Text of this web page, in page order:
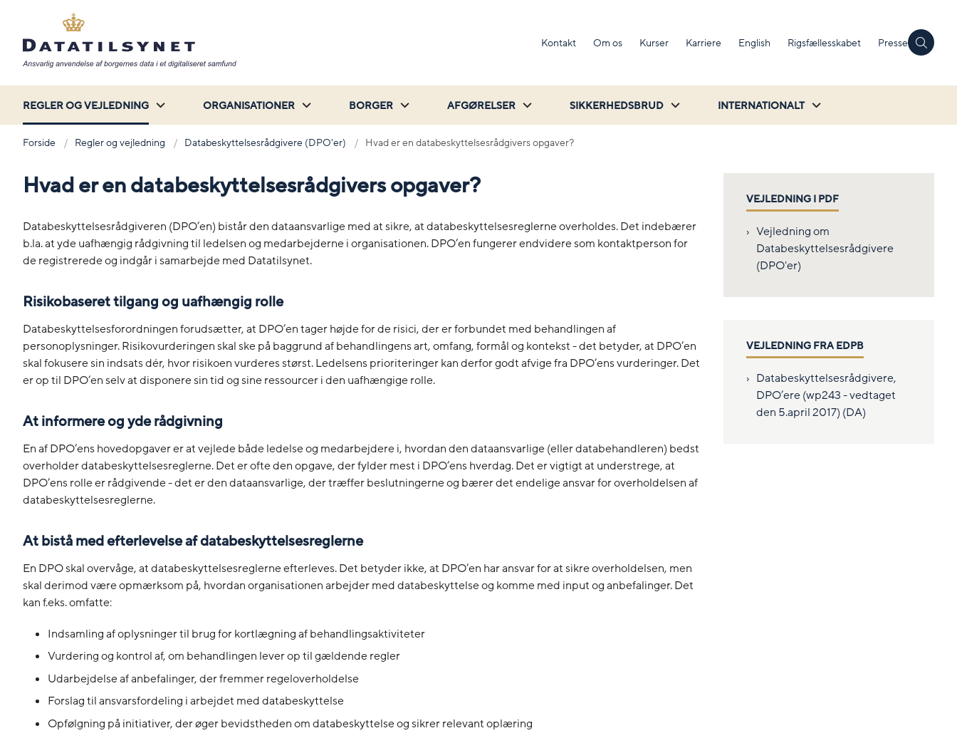
Kontakt Om os Kurser Karriere English Rigsfællesskabet Presse
REGLER OG VEJLEDNING ORGANISATIONER BORGER AFGØRELSER SIKKERHEDSBRUD INTERNATIONALT
Forside Regler og vejledning Databeskyttelsesrådgivere (DPO'er) Hvad er en databeskyttelsesrådgivers opgaver?
Hvad er en databeskyttelsesrådgivers opgaver?
Databeskyttelsesrådgiveren (DPO’en) bistår den dataansvarlige med at sikre, at databeskyttelsesreglerne overholdes. Det indebærer
b.la. at yde uafhængig rådgivning til ledelsen og medarbejderne i organisationen. DPO’en fungerer endvidere som kontaktperson for
de registrerede og indgår i samarbejde med Datatilsynet.
Risikobaseret tilgang og uafhængig rolle
Databeskyttelsesforordningen forudsætter, at DPO’en tager højde for de risici, der er forbundet med behandlingen af
personoplysninger. Risikovurderingen skal ske på baggrund af behandlingens art, omfang, formål og kontekst - det betyder, at DPO’en
skal fokusere sin indsats dér, hvor risikoen vurderes størst. Ledelsens prioriteringer kan derfor godt afvige fra DPO’ens vurderinger. Det
er op til DPO’en selv at disponere sin tid og sine ressourcer i den uafhængige rolle.
At informere og yde rådgivning
En af DPO’ens hovedopgaver er at vejlede både ledelse og medarbejdere i, hvordan den dataansvarlige (eller databehandleren) bedst
overholder databeskyttelsesreglerne. Det er ofte den opgave, der fylder mest i DPO’ens hverdag. Det er vigtigt at understrege, at
DPO’ens rolle er rådgivende - det er den dataansvarlige, der træffer beslutningerne og bærer det endelige ansvar for overholdelsen af
databeskyttelsesreglerne.
At bistå med efterlevelse af databeskyttelsesreglerne
En DPO skal overvåge, at databeskyttelsesreglerne efterleves. Det betyder ikke, at DPO’en har ansvar for at sikre overholdelsen, men
skal derimod være opmærksom på, hvordan organisationen arbejder med databeskyttelse og komme med input og anbefalinger. Det
kan f.eks. omfatte:
Indsamling af oplysninger til brug for kortlægning af behandlingsaktiviteter
Vurdering og kontrol af, om behandlingen lever op til gældende regler
Udarbejdelse af anbefalinger, der fremmer regeloverholdelse
Forslag til ansvarsfordeling i arbejdet med databeskyttelse
Opfølgning på initiativer, der øger bevidstheden om databeskyttelse og sikrer relevant oplæring
VEJLEDNING I PDF
Vejledning om
Databeskyttelsesrådgivere
(DPO'er)
VEJLEDNING FRA EDPB
Databeskyttelsesrådgivere,
DPO’ere (wp243 - vedtaget
den 5.april 2017) (DA)